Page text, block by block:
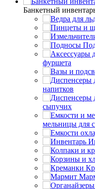
Банкетный
фуршета
напитков
сыпучих
мельницы для